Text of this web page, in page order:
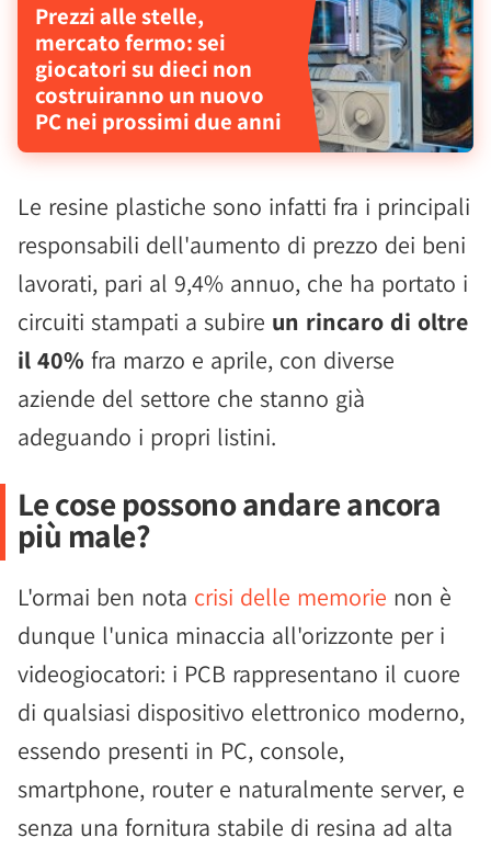
Prezzi alle stelle,
mercato fermo: sei
giocatori su dieci non
costruiranno un nuovo
PC nei prossimi due anni
Le resine plastiche sono infatti fra i principali
responsabili dell'aumento di prezzo dei beni
lavorati, pari al 9,4% annuo, che ha portato i
circuiti stampati a subire un rincaro di oltre
il 40% fra marzo e aprile, con diverse
aziende del settore che stanno già
adeguando i propri listini.
Le cose possono andare ancora
più male?
L'ormai ben nota crisi delle memorie non è
dunque l'unica minaccia all'orizzonte per i
videogiocatori: i PCB rappresentano il cuore
di qualsiasi dispositivo elettronico moderno,
essendo presenti in PC, console,
smartphone, router e naturalmente server, e
senza una fornitura stabile di resina ad alta